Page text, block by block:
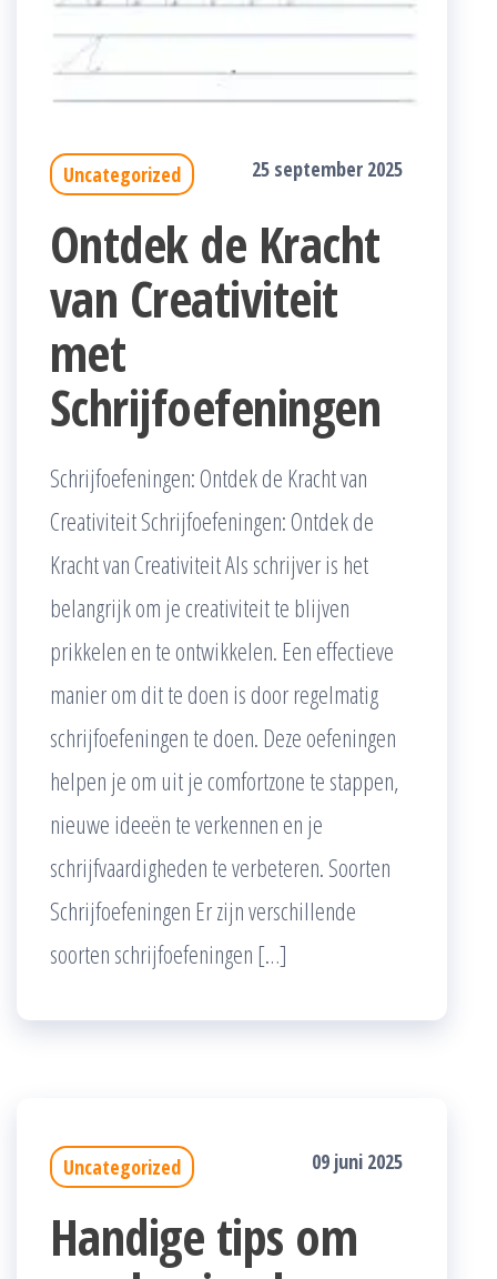
Uncategorized 25 september 2025
Ontdek de Kracht
van Creativiteit
met
Schrijfoefeningen
Schrijfoefeningen: Ontdek de Kracht van
Creativiteit Schrijfoefeningen: Ontdek de
Kracht van Creativiteit Als schrijver is het
belangrijk om je creativiteit te blijven
prikkelen en te ontwikkelen. Een effectieve
manier om dit te doen is door regelmatig
schrijfoefeningen te doen. Deze oefeningen
helpen je om uit je comfortzone te stappen,
nieuwe ideeën te verkennen en je
schrijfvaardigheden te verbeteren. Soorten
Schrijfoefeningen Er zijn verschillende
soorten schrijfoefeningen […]
Uncategorized 09 juni 2025
Handige tips om